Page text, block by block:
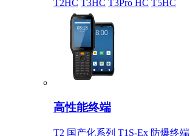
T2HC T3HC T3Pro HC T5HC
高性能终端
T2 国产化系列 T1S-Ex 防爆终端